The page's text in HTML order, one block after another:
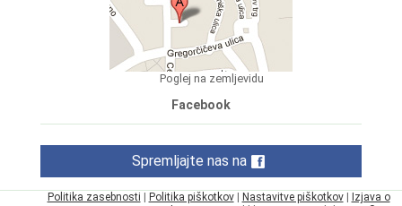
Poglej na zemljevidu
Facebook
Spremljajte nas na
Politika zasebnosti Politika piškotkov| Nastavitve piškotkov|
Izjava o